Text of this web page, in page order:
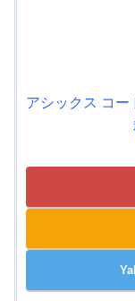
アシックス コ